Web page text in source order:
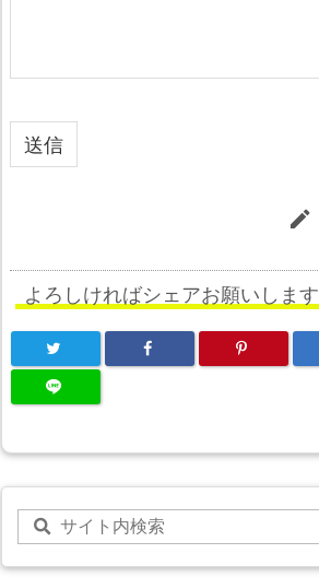

よろしければシェアお願いします